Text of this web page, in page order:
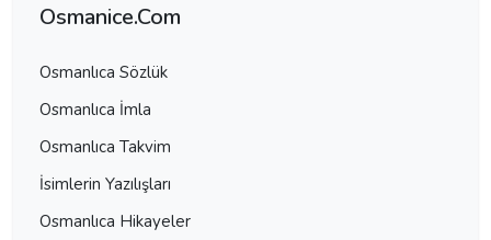
Osmanice.Com
Osmanlıca Sözlük
Osmanlıca İmla
Osmanlıca Takvim
İsimlerin Yazılışları
Osmanlıca Hikayeler